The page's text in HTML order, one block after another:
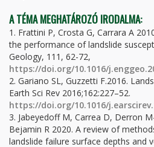
A TÉMA MEGHATÁROZÓ IRODALMA:
1. Frattini P, Crosta G, Carrara A
the performance of landslide
Geology, 111, 62-72,
https://doi.org/10.1016/
2. Gariano SL, Guzzetti F.2016.
Earth Sci Rev 2016;162:227–52.
https://doi.org/10.1016/
3. Jabeyedoff M, Carrea D, Derron
Bejamin R 2020. A review of
landslide failure surface depths and